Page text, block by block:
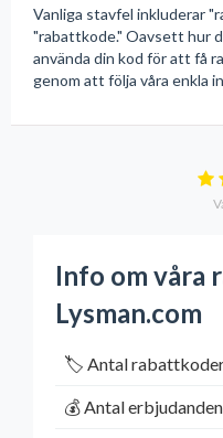
Vanliga stavfel inkluderar
"rabattkode." Oavsett hur
använda din kod för att få
genom att följa våra enkla
Info om våra
Lysman.com
🏷️ Antal
💰 Antal